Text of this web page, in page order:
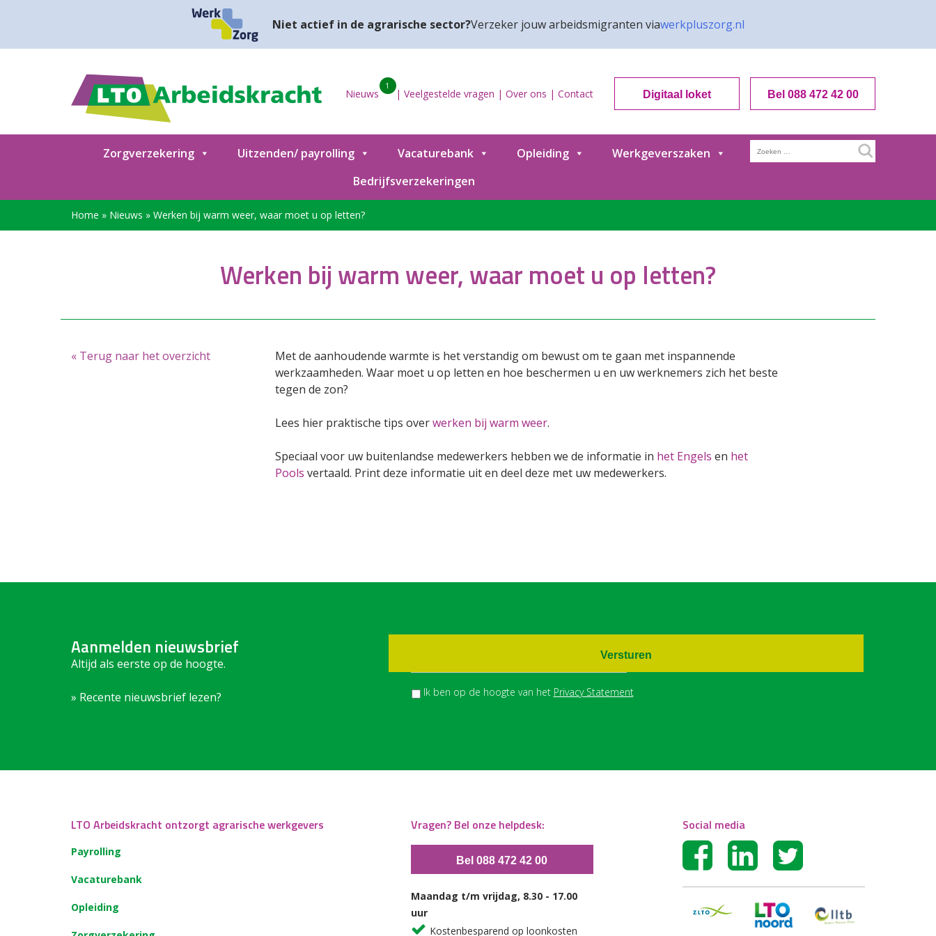
Niet actief in de agrarische sector?Verzeker jouw arbeidsmigranten viawerkpluszorg.nl
Nieuws
1
| Veelgestelde vragen | Over ons | Contact Digitaal loket Bel 088 472 42 00
Zorgverzekering Uitzenden/ payrolling Vacaturebank Opleiding
Werkgeverszaken
Bedrijfsverzekeringen
Zoeken
naar:
Home » Nieuws » Werken bij warm weer, waar moet u op letten?
Werken bij warm weer, waar moet u op letten?
« Terug naar het overzicht
Met de aanhoudende warmte is het verstandig om bewust om te gaan met inspannende
werkzaamheden. Waar moet u op letten en hoe beschermen u en uw werknemers zich het beste
tegen de zon?
Lees hier praktische tips overwerken bij warm weer.
Speciaal voor uw buitenlandse medewerkers hebben we de informatie in het Engels en het
Pools vertaald. Print deze informatie uit en deel deze met uw medewerkers.
Aanmelden nieuwsbrief
Altijd als eerste op de hoogte.
» Recente nieuwsbrief lezen? Ik ben op de hoogte van het Privacy Statement
Versturen
LTO Arbeidskracht ontzorgt agrarische werkgevers
Payrolling
Vacaturebank
Opleiding
Vragen? Bel onze helpdesk:
Bel 088 472 42 00
Maandag t/m vrijdag, 8.30 - 17.00
uur
Kostenbesparend op loonkosten
Social media